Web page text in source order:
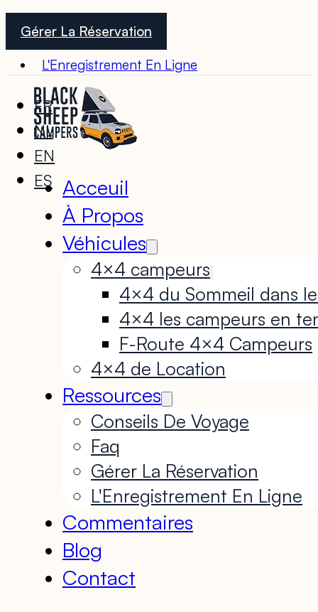
Gérer La Réservation
L'Enregistrement En Ligne
FR
NL
EN
ES Acceuil
À Propos
Véhicules
4×4 campeurs
4×4 du Sommeil dans
4×4 les campeurs en
F-Route 4×4 Campeurs
4×4 de Location
Ressources
Conseils De Voyage
Faq
Gérer La Réservation
L'Enregistrement En Ligne
Commentaires
Blog
Contact